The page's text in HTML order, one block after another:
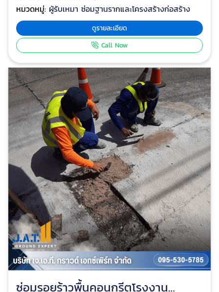
งานยกพื้นคอนกรีตทรุด ชลบุรี
บริษัท เจ.เอ.ที. กราวด์ เอกซ์เพิร์ท จำกัด
งานยกพื้นคอนกรีตทรุด งานซ่อมพื้นทรุด ยกพื้นคอนกรีต -
Cormix International Limited งานยกพื้นคอนกรีต ซ่อม
พื้นทรุด ยกพื้นคอนกรีต เทคนิคใหม่ ไม่ต้องทุบ ปัญหาพื้น
คอนกรีตทรุดตัวส่งผลกระทบต่อการทำงานในโรงงาน
อุตสาหกรรม ไม่ว่าจะเป็นฐานรองเครื่องจักร พื้นที่วางสินค้า
และอุปกรณ์ รอยต่อระหว่างแผ่นคอนกรีต ถนนโดยรอบ
โรงงาน และลานจอดรถ ทางบริษัท J.A.T Ground Expert
ได้รวบรวม พนักงานที่มีประสบการณ์ในการยกปรับระดับพื้น
คอนกรีตด้วยสาร RESIN มากกว่า 10 ปี ทั้งในประเทศและ
ต่างประเทศ โดยสารชนิดนี้จะทำการบดอัดชั้นดินให้มีความ
หนาแน่นมากขึ้น และทำการยกพื้นคอนกรีตให้มีความราบ
เรียบและกลับมาในระดับเดิม คลิกดู
งานยกพื้นคอนกรีตทรุด
หมวดหมู่:ผู้รับเหมา ซ่อมฐานรากและโครงสร้างก่อสร้าง
ดูรายละเอียด
Call Now